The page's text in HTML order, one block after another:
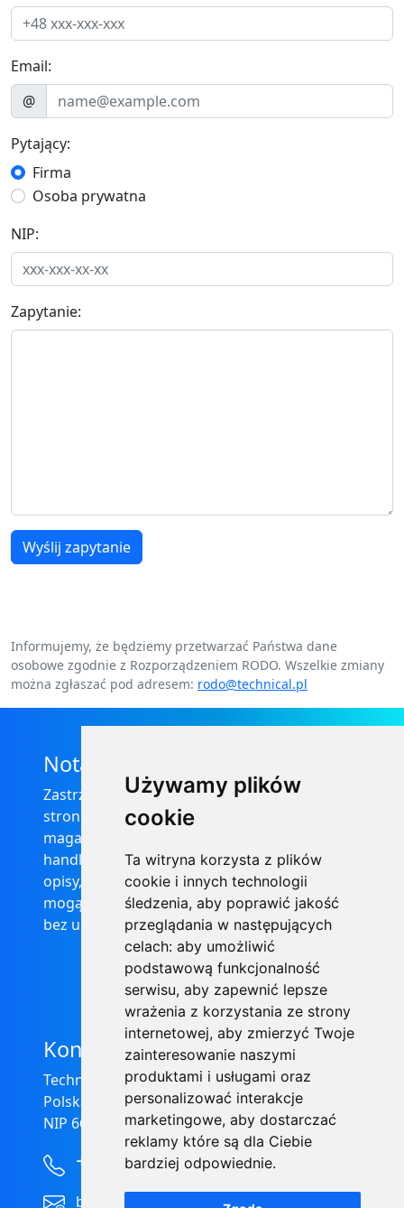
Używamy plików
cookie
Ta witryna korzysta z plików
cookie i innych technologii
śledzenia, aby poprawić jakość
przeglądania w następujących
celach: aby umożliwić
podstawową funkcjonalność
serwisu, aby zapewnić lepsze
wrażenia z korzystania ze strony
internetowej, aby zmierzyć Twoje
zainteresowanie naszymi
produktami i usługami oraz
personalizować interakcje
marketingowe, aby dostarczać
reklamy które są dla Ciebie
bardziej odpowiednie.
Email:
@
Pytający:
Firma
Osoba prywatna
NIP:
Zapytanie:
Wyślij zapytanie
Informujemy, że będziemy przetwarzać Państwa dane
osobowe zgodnie z Rozporządzeniem RODO. Wszelkie zmiany
można zgłaszać pod adresem: rodo@technical.pl
Nota prawna
Zastrzega się, że informacje zamieszczone na
stronie internetowej https://informator-
magazynowy.technical.pl/ nie stanowią oferty
handlowej w rozumieniu prawa, ponadto
opisy, dane techniczne i pozostałe informacje
mogą ulec zmianie bez podania przyczyny i
bez uprzedzenia.
Kontakt
Technical Grzegorz Tęgos
Polska, 62-600 Koło, ul. Toruńska 212
NIP 666-137-75-84, REGON 310288700
+48 63-27-25-478
biuro@technical.pl